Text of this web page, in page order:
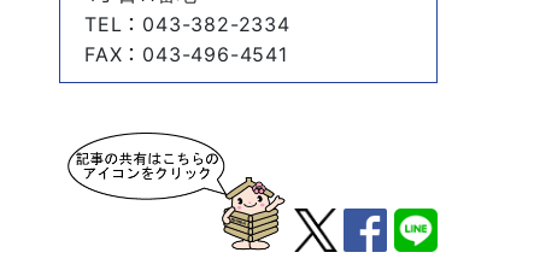
TEL ：043-382-2334
FAX ：043-496-4541